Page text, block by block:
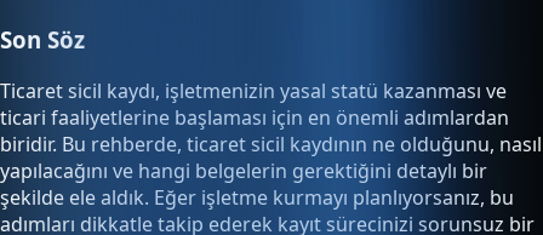
Son Söz
Ticaret sicil kaydı, işletmenizin yasal statü kazanması ve
ticari faaliyetlerine başlaması için en önemli adımlardan
biridir. Bu rehberde, ticaret sicil kaydının ne olduğunu, nasıl
yapılacağını ve hangi belgelerin gerektiğini detaylı bir
şekilde ele aldık. Eğer işletme kurmayı planlıyorsanız, bu
adımları dikkatle takip ederek kayıt sürecinizi sorunsuz bir